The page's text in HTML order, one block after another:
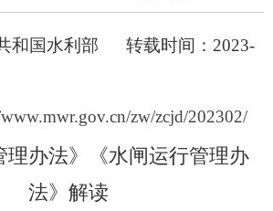
和国水利部
转载时间：2023-
zw/zcjd/202302/
理办法》《水闸运行管理办
法》解读